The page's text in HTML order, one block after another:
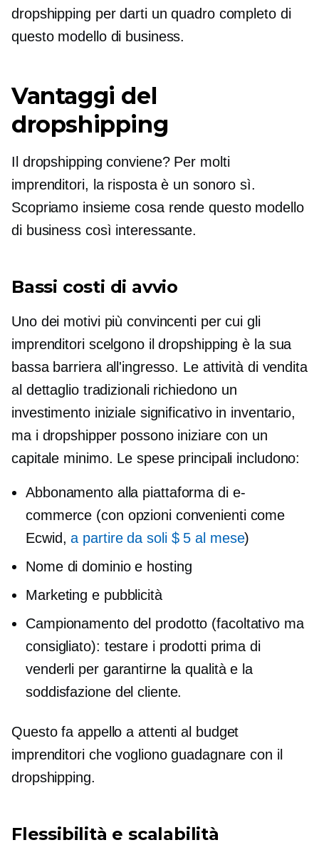
dropshipping per darti un quadro completo di
questo modello di business.
Vantaggi del
dropshipping
Il dropshipping conviene? Per molti
imprenditori, la risposta è un sonoro sì.
Scopriamo insieme cosa rende questo modello
di business così interessante.
Bassi costi di avvio
Uno dei motivi più convincenti per cui gli
imprenditori scelgono il dropshipping è la sua
bassa barriera all'ingresso. Le attività di vendita
al dettaglio tradizionali richiedono un
investimento iniziale significativo in inventario,
ma i dropshipper possono iniziare con un
capitale minimo. Le spese principali includono:
Abbonamento alla piattaforma di e-
commerce (con opzioni convenienti come
Ecwid,a partire da soli $ 5 al mese)
Nome di dominio e hosting
Marketing e pubblicità
Campionamento del prodotto (facoltativo ma
consigliato): testare i prodotti prima di
venderli per garantirne la qualità e la
soddisfazione del cliente.
Questo fa appello a attenti al budget
imprenditori che vogliono guadagnare con il
dropshipping.
Flessibilità e scalabilità